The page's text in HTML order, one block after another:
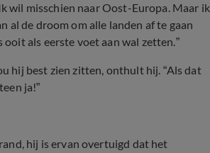
wil misschien naar Oost-Europa. Maar ik
al de droom om alle landen af te gaan
als eerste voet aan wal zetten.”
hij best zien zitten, onthult hij. “Als dat
ja!”
hij is ervan overtuigd dat het